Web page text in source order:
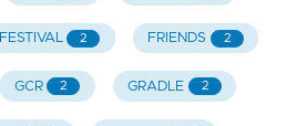
FESTIVAL 2 FRIENDS 2
GCR 2 GRADLE 2